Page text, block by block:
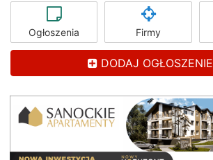
Ogłoszenia Firmy
DODAJ OGŁOSZENIE